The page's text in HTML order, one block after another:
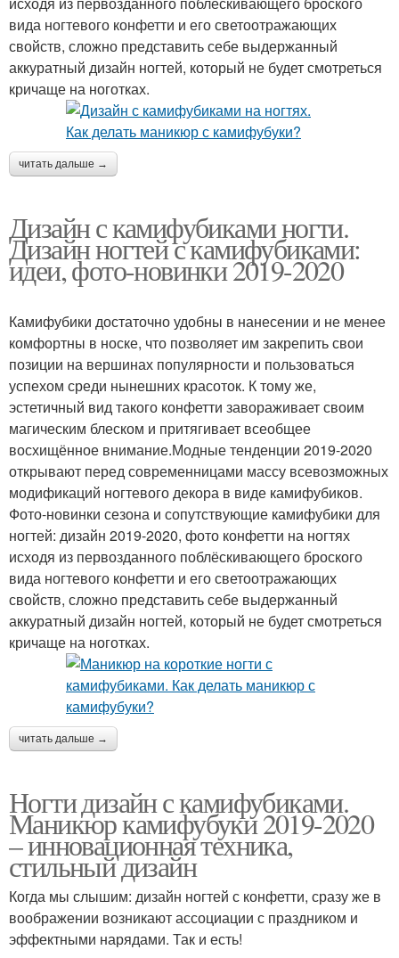
вида ногтевого конфетти и его светоотражающих
свойств, сложно представить себе выдержанный
аккуратный дизайн ногтей, который не будет смотреться
кричаще на ноготках.
читать дальше →
Дизайн с камифубиками ногти.
Дизайн ногтей с камифубиками:
идеи, фото-новинки 2019-2020
Камифубики достаточно удобны в нанесении и не менее
комфортны в носке, что позволяет им закрепить свои
позиции на вершинах популярности и пользоваться
успехом среди нынешних красоток. К тому же,
эстетичный вид такого конфетти завораживает своим
магическим блеском и притягивает всеобщее
восхищённое внимание.Модные тенденции 2019-2020
открывают перед современницами массу всевозможных
модификаций ногтевого декора в виде камифубиков.
Фото-новинки сезона и сопутствующие камифубики для
ногтей: дизайн 2019-2020, фото конфетти на ногтях
исходя из первозданного поблёскивающего броского
вида ногтевого конфетти и его светоотражающих
свойств, сложно представить себе выдержанный
аккуратный дизайн ногтей, который не будет смотреться
кричаще на ноготках.
читать дальше →
Ногти дизайн с камифубиками.
Маникюр камифубуки 2019-2020
– инновационная техника,
стильный дизайн
Когда мы слышим: дизайн ногтей с конфетти, сразу же в
воображении возникают ассоциации с праздником и
эффектными нарядами. Так и есть!